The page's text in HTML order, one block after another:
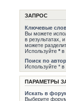
ЗАПРОС
Ключевые
Вы можете
в результатах, и
можете
Используйте * в
Поиск по
Используйте *
ПАРАМЕТРЫ
Искать в
Выберите